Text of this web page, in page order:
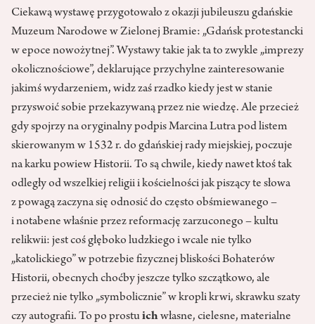
Ciekawą wystawę przygotowało z okazji jubileuszu gdańskie
Muzeum Narodowe w Zielonej Bramie: „Gdańsk protestancki
w epoce nowożytnej”. Wystawy takie jak ta to zwykle „imprezy
okolicznościowe”, deklarujące przychylne zainteresowanie
jakimś wydarzeniem, widz zaś rzadko kiedy jest w stanie
przyswoić sobie przekazywaną przez nie wiedzę. Ale przecież
gdy spojrzy na oryginalny podpis Marcina Lutra pod listem
skierowanym w 1532 r. do gdańskiej rady miejskiej, poczuje
na karku powiew Historii. To są chwile, kiedy nawet ktoś tak
odległy od wszelkiej religii i kościelności jak piszący te słowa
z powagą zaczyna się odnosić do często obśmiewanego –
i notabene właśnie przez reformację zarzuconego – kultu
relikwii: jest coś głęboko ludzkiego i wcale nie tylko
„katolickiego” w potrzebie fizycznej bliskości Bohaterów
Historii, obecnych choćby jeszcze tylko szczątkowo, ale
przecież nie tylko „symbolicznie” w kropli krwi, skrawku szaty
czy autografii. To po prostuichwłasne, cielesne, materialne